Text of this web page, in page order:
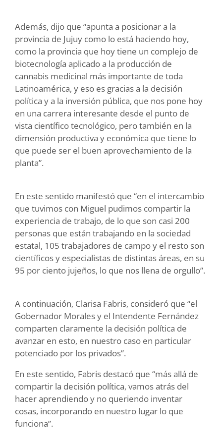
Además, dijo que “apunta a posicionar a la
provincia de Jujuy como lo está haciendo hoy,
como la provincia que hoy tiene un complejo de
biotecnología aplicado a la producción de
cannabis medicinal más importante de toda
Latinoamérica, y eso es gracias a la decisión
política y a la inversión pública, que nos pone hoy
en una carrera interesante desde el punto de
vista científico tecnológico, pero también en la
dimensión productiva y económica que tiene lo
que puede ser el buen aprovechamiento de la
planta”.
En este sentido manifestó que “en el intercambio
que tuvimos con Miguel pudimos compartir la
experiencia de trabajo, de lo que son casi 200
personas que están trabajando en la sociedad
estatal, 105 trabajadores de campo y el resto son
científicos y especialistas de distintas áreas, en su
95 por ciento jujeños, lo que nos llena de orgullo”.
A continuación, Clarisa Fabris, consideró que “el
Gobernador Morales y el Intendente Fernández
comparten claramente la decisión política de
avanzar en esto, en nuestro caso en particular
potenciado por los privados”.
En este sentido, Fabris destacó que “más allá de
compartir la decisión política, vamos atrás del
hacer aprendiendo y no queriendo inventar
cosas, incorporando en nuestro lugar lo que
funciona”.